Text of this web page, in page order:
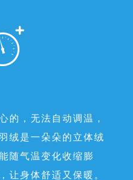
的，无法自动调温，
绒是一朵朵的立体绒
随气温变化收缩膨
让身体舒适又保暖。